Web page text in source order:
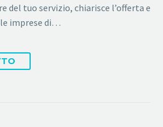
del tuo servizio, chiarisce l’offerta e
imprese di…